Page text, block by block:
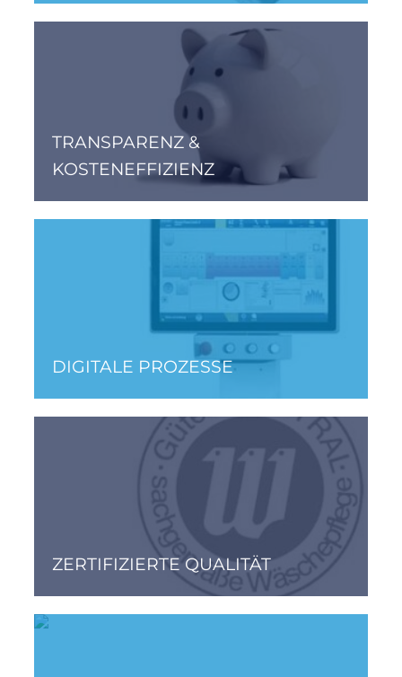
TRANSPARENZ &
KOSTENEFFIZIENZ
DIGITALE PROZESSE
ZERTIFIZIERTE QUALITÄT